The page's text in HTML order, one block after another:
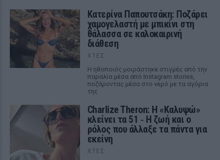
Κατερίνα Παπουτσάκη: Ποζάρει
χαμογελαστή με μπικίνι στη
θάλασσα σε καλοκαιρινή
διάθεση
ΧΤΕΣ
Η ηθοποιός μοιράστηκε στιγμές από την
παραλία μέσα από Instagram stories,
ποζάροντας μέσα στο νερό με τα αγόρια
της
Charlize Theron: Η «Καλυψώ»
κλείνει τα 51 ‑ H ζωή και ο
ρόλος που άλλαξε τα πάντα για
εκείνη
ΧΤΕΣ